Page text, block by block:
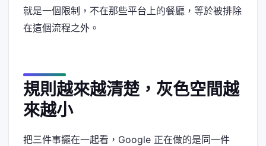
就是一個限制，不在那些平台上的餐廳，等於被排除
在這個流程之外。
規則越來越清楚，灰色空間越
來越小
把三件事擺在一起看，Google 正在做的是同一件